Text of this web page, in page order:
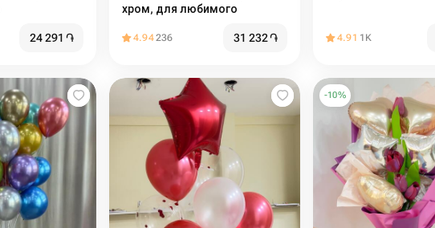
24 291 ֏
хром, для любимого
4.94236 31 232֏ 4.91 1K
-10%